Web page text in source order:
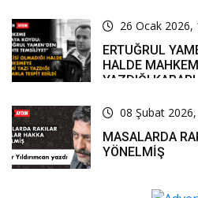
26 Ocak 2026,
ERTUĞRUL
HALDE
YAZDIĞI
08 Şubat
MASALARDA
YÖNELMİŞ